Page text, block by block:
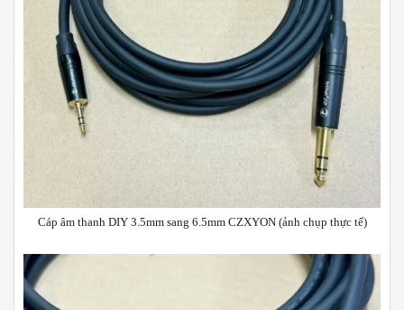
Cáp âm thanh DIY 3.5mm sang 6.5mm CZXYON (ảnh chụp thực tế)